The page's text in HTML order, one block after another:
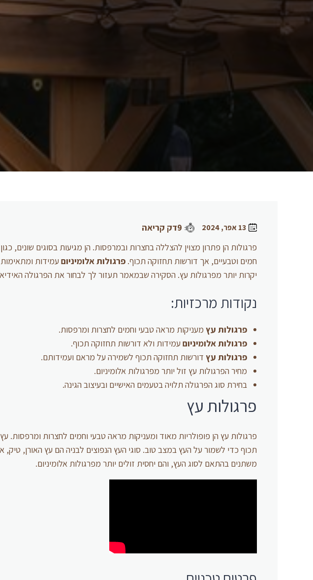
13 אפר, 2024
9דק קריאה
פרגולות הן פתרון מצוין להצללה בחצרות ובמרפסות. הן מגיעות בסוגים שונים, כגון
חמים וטבעיים, אך דורשות תחזוקה תכוף. פרגולות אלומיניוםעמידות
יקרות יותר מפרגולות עץ. הסקירה שבמאמר תעזור לך לבחור את הפרגולה
נקודות מרכזיות:
פרגולות עץמעניקות מראה טבעי וחמים לחצרות ומרפסות.
פרגולות אלומיניוםעמידות ולא דורשות תחזוקה תכוף.
פרגולות עץדורשות תחזוקה תכוף לשמירה על מראם ועמידותם.
מחיר הפרגולות עץ זול יותר מפרגולות אלומיניום.
בחירת סוג הפרגולה תלויה בטעמים האישיים ובעיצוב הגינה.
פרגולות עץ
פרגולות עץ הן פופולריות מאוד ומעניקות מראה טבעי וחמים לחצרות ומרפסות.
תכוף כדי לשמור על העץ במצב טוב. סוגי העץ הנפוצים לבניה הם עץ האורן, טיק,
משתנים בהתאם לסוג העץ, והם יחסית זולים יותר מפרגולות אלומיניום.